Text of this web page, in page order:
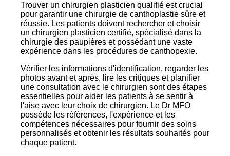
Trouver un chirurgien plasticien qualifié est crucial
pour garantir une chirurgie de canthoplastie sûre et
réussie. Les patients doivent rechercher et choisir
un chirurgien plasticien certifié, spécialisé dans la
chirurgie des paupières et possédant une vaste
expérience dans les procédures de canthopexie.
Vérifier les informations d'identification, regarder les
photos avant et après, lire les critiques et planifier
une consultation avec le chirurgien sont des étapes
essentielles pour aider les patients à se sentir à
l'aise avec leur choix de chirurgien. Le Dr MFO
possède les références, l'expérience et les
compétences nécessaires pour fournir des soins
personnalisés et obtenir les résultats souhaités pour
chaque patient.